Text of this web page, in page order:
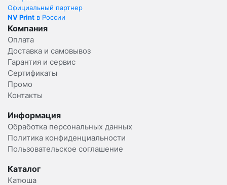
Официальный партнер
NV Print в России
Компания
Оплата
Доставка и самовывоз
Гарантия и сервис
Сертификаты
Промо
Контакты
Информация
Обработка персональных данных
Политика конфиденциальности
Пользовательское соглашение
Каталог
Катюша